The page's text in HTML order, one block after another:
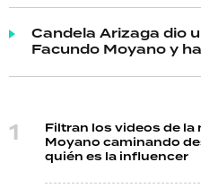
Candela Arizaga dio
Facundo Moyano y
Filtran los videos de la
Moyano caminando
quién es la influencer